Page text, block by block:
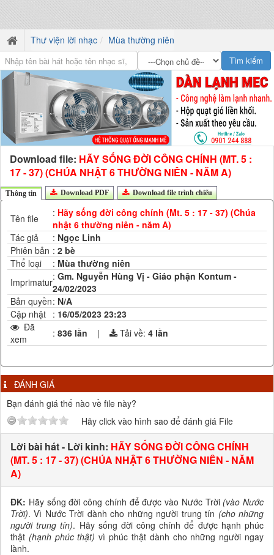
Thư viện lời nhạc Mùa thường niên
Download file: HÃY SỐNG ĐỜI CÔNG CHÍNH (MT. 5 :
17 - 37) (CHÚA NHẬT 6 THƯỜNG NIÊN - NĂM A)
Thông tin Download PDF Download file trình chiếu
Tên file : Hãy sống đời công chính (Mt. 5 : 17 - 37) (Chúa
nhật 6 thường niên - năm A)
Tác giả
: Ngọc Linh
Phiên bản : 2 bè
Thể loại
: Mùa thường niên
Imprimatur: Gm. Nguyễn Hùng Vị - Giáo phận Kontum -
24/02/2023
Bản quyền: N/A
Cập nhật : 16/05/2023 23:23
Đã
xem
: 836 lần | Tải về: 4 lần
ĐÁNH GIÁ
Bạn đánh giá thế nào về file này?
Hãy click vào hình sao để đánh giá File
Lời bài hát - Lời kinh: HÃY SỐNG ĐỜI CÔNG CHÍNH
(MT. 5 : 17 - 37) (CHÚA NHẬT 6 THƯỜNG NIÊN - NĂM
A)
ĐK: Hãy sống đời công chính để được vào Nước Trời (vào Nước
Trời). Vì Nước Trời dành cho những người trung tín (cho những
người trung tín). Hãy sống đời công chính để được hạnh phúc
thật (hạnh phúc thật) vì phúc thật dành cho những người ngay
lành.